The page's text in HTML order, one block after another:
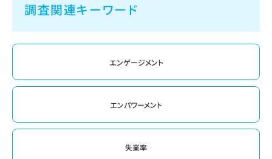
調査関連キーワード
エンゲージメント
エンパワーメント
失業率